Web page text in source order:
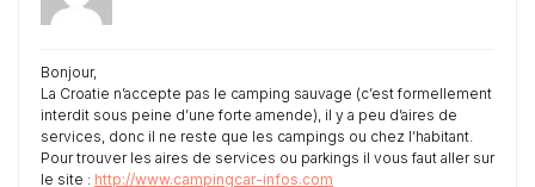
Bonjour,
La Croatie n’accepte pas le camping sauvage (c’est formellement
interdit sous peine d’une forte amende), il y a peu d’aires de
services, donc il ne reste que les campings ou chez l’habitant.
Pour trouver les aires de services ou parkings il vous faut aller sur
le site : http://www.campingcar-infos.com